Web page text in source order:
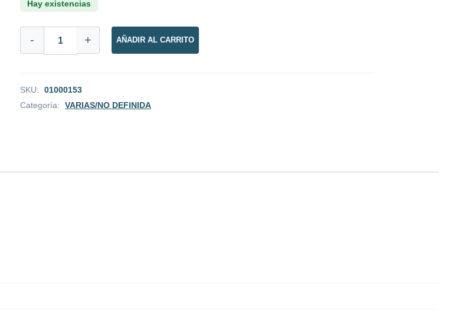
Hay existencias
-
74%
CACAO
cantidad
+ AÑADIR AL CARRITO
SKU:
01000153
Categoría:
VARIAS/NO DEFINIDA